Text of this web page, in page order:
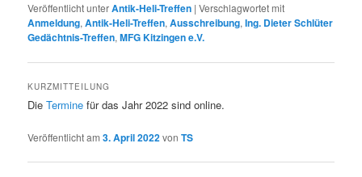
Veröffentlicht unterAntik-Heli-Treffen |Verschlagwortet mit
Anmeldung,Antik-Heli-Treffen,Ausschreibung,Ing. Dieter Schlüter
Gedächtnis-Treffen,MFG Kitzingen e.V.
KURZMITTEILUNG
DieTermine für das Jahr 2022 sind online.
Veröffentlicht am3. April 2022vonTS